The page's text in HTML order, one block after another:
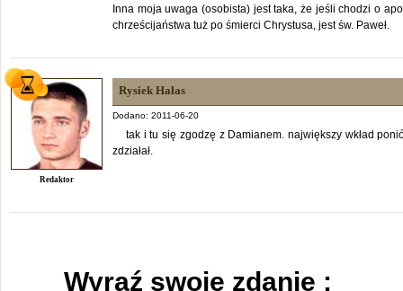
Inna moja uwaga (osobista) jest taka, że jeśli chodzi o
chrześcijaństwa tuż po śmierci Chrystusa, jest św. Paweł.
Redaktor
Rysiek Hałas
Dodano: 2011-06-20
tak i tu się zgodzę z Damianem. największy wkład
zdziałał.
Wyraź swoje zdanie :